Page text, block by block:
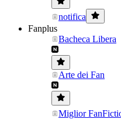
notifica
Fanplus
Bacheca Libera
Arte dei Fan
Miglior